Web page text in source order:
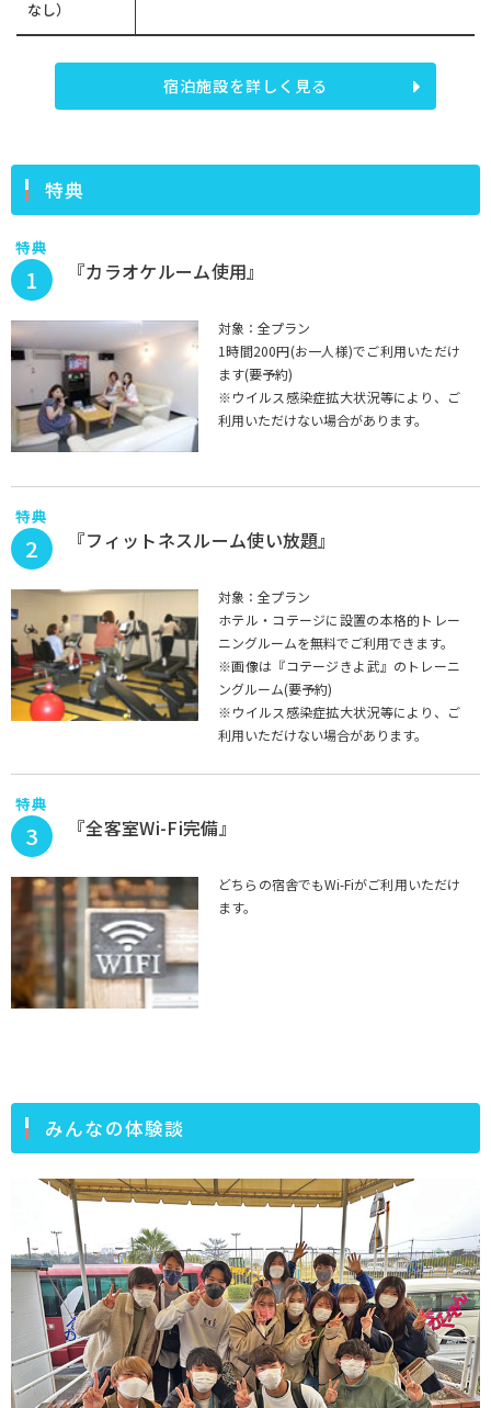
なし）
宿泊施設を詳しく見る
特典
特典
1 『カラオケルーム使用』
対象：全プラン
1時間200円(お一人様)でご利用いただけ
ます(要予約)
※ウイルス感染症拡大状況等により、ご
利用いただけない場合があります。
特典
2 『フィットネスルーム使い放題』
対象：全プラン
ホテル・コテージに設置の本格的トレー
ニングルームを無料でご利用できます。
※画像は『コテージきよ武』のトレーニ
ングルーム(要予約)
※ウイルス感染症拡大状況等により、ご
利用いただけない場合があります。
特典
3 『全客室Wi-Fi完備』
どちらの宿舎でもWi-Fiがご利用いただけ
ます。
みんなの体験談